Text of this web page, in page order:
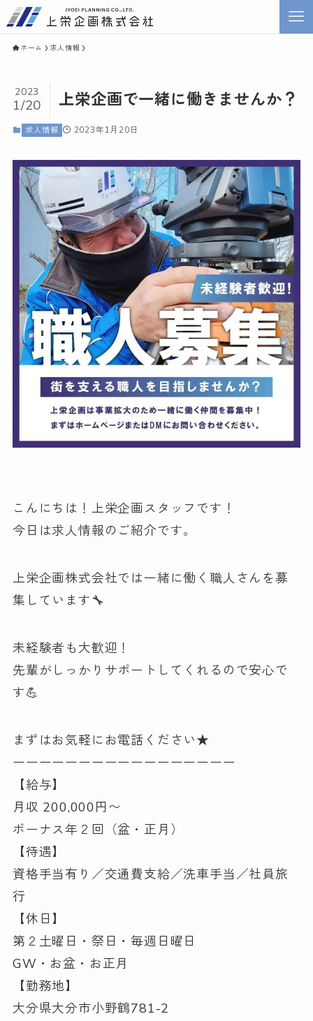
ホーム 求人情報
上栄企画で一緒に働きませんか？
2023
1/20
求人情報 2023年1月20日
こんにちは！上栄企画スタッフです！
今日は求人情報のご紹介です。
上栄企画株式会社では一緒に働く職人さんを募
集しています🔧
未経験者も大歓迎！
先輩がしっかりサポートしてくれるので安心で
す💪
まずはお気軽にお電話ください★
ーーーーーーーーーーーーーーーーー
【給与】
月収 200,000円〜
ボーナス年２回（盆・正月）
【待遇】
資格手当有り／交通費支給／洗車手当／社員旅
行
【休日】
第２土曜日・祭日・毎週日曜日
GW・お盆・お正月
【勤務地】
大分県大分市小野鶴781-2